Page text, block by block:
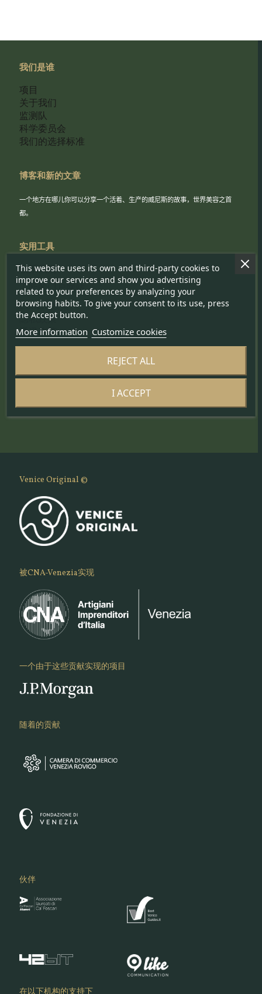
我们是谁
项目
关于我们
监测队
科学委员会
我们的选择标准
博客和新的文章
一个地方在哪儿你可以分享一个活着、生产的威尼斯的故事，世界美容之首
都。
实用工具
联系我们
工匠的门户网站
Cookie 政策
隐私政策
通讯政策
Venice Original ©
被CNA-Venezia实现
一个由于这些贡献实现的项目
随着的贡献
伙伴
This website uses its own and third-party cookies to
improve our services and show you advertising
related to your preferences by analyzing your
browsing habits. To give your consent to its use, press
the Accept button.
More information Customize cookies
REJECT ALL
I ACCEPT